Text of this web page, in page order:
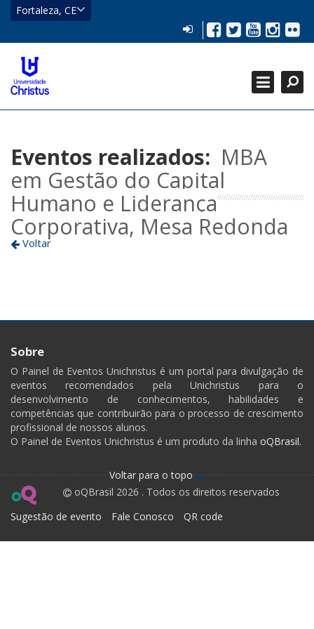
CE
Fortaleza, CE
Facebook
Twitter
LOGIN
Localizar
Eventos realizados: MBA
em Gestão do Capital
Humano e Liderança
Corporativa, Mesa Redonda
Voltar
Sobre
O Painel de Eventos Unichristus é um portal para divulgação de
eventos recomendados pela Unichristus para o
desenvolvimento de conhecimentos, habilidades e
competências que contribuirão para o processo de crescimento
profissional de nossos alunos.
O Painel de Eventos Unichristus é um produto da linha oQBrasil.
Voltar para o topo
oQBrasil 2026 . Todos os direitos reservados
Sugestão de evento
Fale Conosco QR code
HOME
PÓS-GRADUAÇÃO +